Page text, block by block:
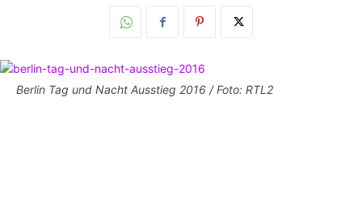
Berlin Tag und Nacht Ausstieg 2016 / Foto: RTL2